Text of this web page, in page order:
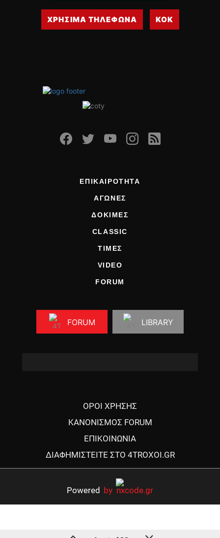
ΧΡΗΣΙΜΑ ΤΗΛΕΦΩΝΑ ΚΟΚ
ΕΠΙΚΑΙΡΟΤΗΤΑ
ΑΓΩΝΕΣ
ΔΟΚΙΜΕΣ
CLASSIC
ΤΙΜΕΣ
VIDEO
FORUM
FORUM LIBRARY
ΟΡΟΙ ΧΡΗΣΗΣ
ΚΑΝΟΝΙΣΜΟΣ FORUM
ΕΠΙΚΟΙΝΩΝΙΑ
ΔΙΑΦΗΜΙΣΤΕΙΤΕ ΣΤΟ 4TROXOI.GR
Powered by